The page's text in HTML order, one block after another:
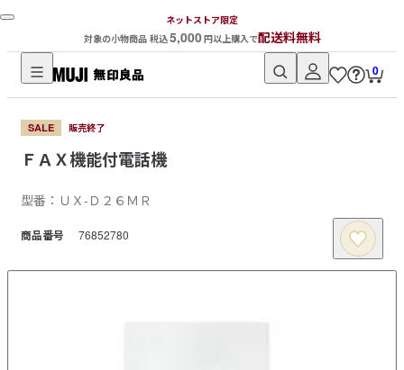
ネットストア限定
対象の小物商品 税込5,000円以上購入で配送料無料
無
印
良
品
ッ
ト
ト
0
SALE 販売終了
ＦＡＸ機能付電話機
型番：ＵＸ‐Ｄ２６ＭＲ
商品番号 76852780